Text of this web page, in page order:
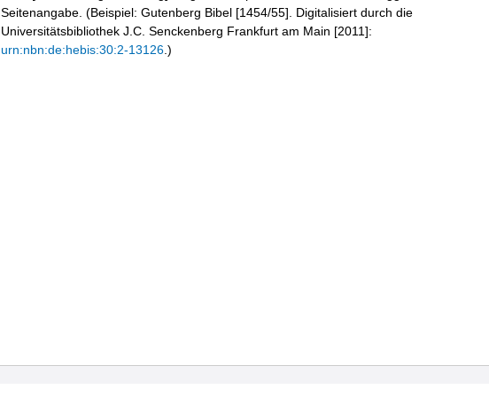
Seitenangabe. (Beispiel: Gutenberg Bibel [1454/55]. Digitalisiert durch die
Universitätsbibliothek J.C. Senckenberg Frankfurt am Main [2011]:
urn:nbn:de:hebis:30:2-13126 .)